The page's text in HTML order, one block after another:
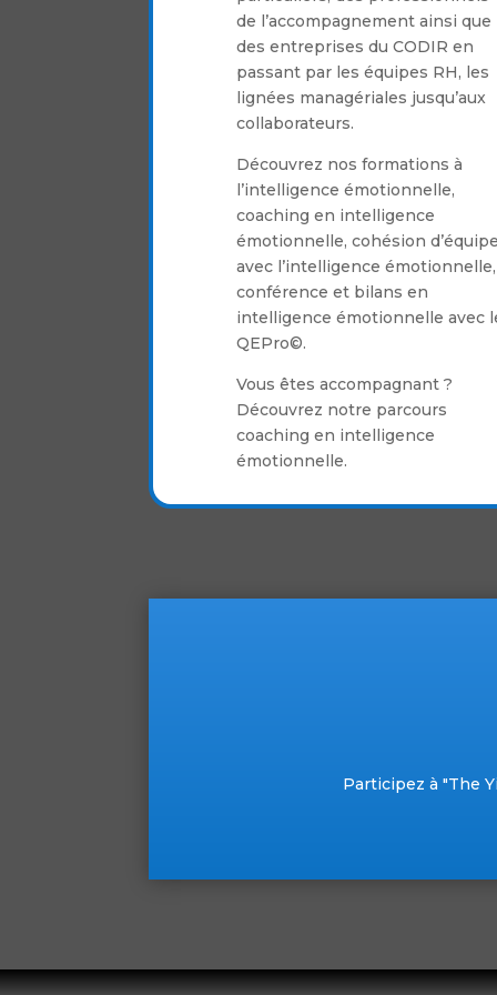
de l’accompagnement ainsi que
des entreprises du CODIR en
passant par les équipes RH, les
lignées managériales jusqu’aux
collaborateurs.
Découvrez nos formations à
l’intelligence émotionnelle,
coaching en intelligence
émotionnelle, cohésion
avec l’intelligence émotionnelle,
conférence et bilans en
intelligence émotionnelle avec
QEPro©.
Vous êtes accompagnant ?
Découvrez notre parcours
coaching en intelligence
émotionnelle.
Participez à "The